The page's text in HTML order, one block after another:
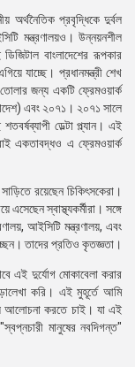
অর্থনৈতিক প্রবৃদ্ধিকে দুর্বল
মন্ত্রণালয়ও। উন্নয়নশীল
বাংলাদেশের রূপকার
যাচ্ছে। প্রধানমন্ত্রী শেখ
জন্য একটি ফ্রেমওয়ার্ক
এবং ২০৭১। ২০৭১ সালে
ডেল্টা প্ল্যান। এই
একতাবদ্ধও এ ফ্রেমওয়ার্ক
রয়েছেন চিকিৎসকেরা।
স্বাস্থ্যকর্মীরা। সঙ্গে
আইসিটি মন্ত্রণালয়, এবং
তাদের প্রতিও কৃতজ্ঞতা।
এই দুর্যোগ মোকাবেলা করার
করি। এই মুহূর্তে আমি
আলোচনা করতে চাই। যা এই
মানুষের নবদিগন্ত"